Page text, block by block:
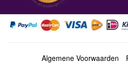
Algemene Voorwaarden